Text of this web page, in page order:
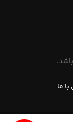
ما